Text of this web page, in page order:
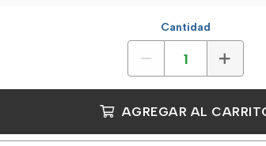
Cantidad
AGREGAR AL